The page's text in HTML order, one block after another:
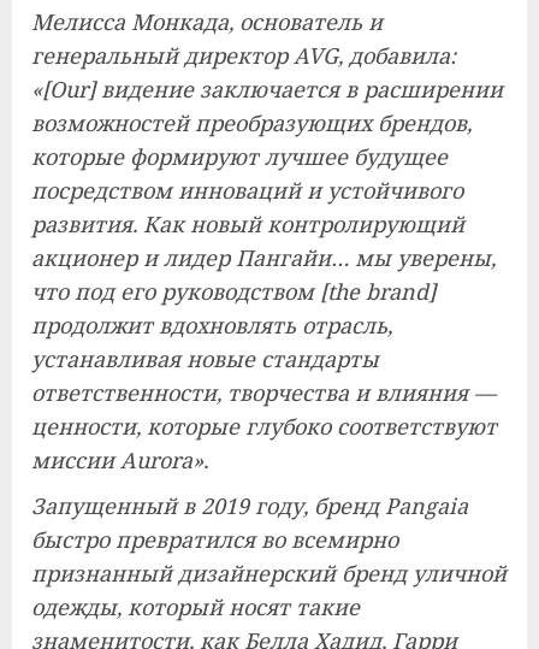
Мелисса Монкада, основатель и
генеральный директор AVG, добавила:
«[Our] видение заключается в расширении
возможностей преобразующих брендов,
которые формируют лучшее будущее
посредством инноваций и устойчивого
развития. Как новый контролирующий
акционер и лидер Пангайи… мы уверены,
что под его руководством [the brand]
продолжит вдохновлять отрасль,
устанавливая новые стандарты
ответственности, творчества и влияния —
ценности, которые глубоко соответствуют
миссии Aurora».
Запущенный в 2019 году, бренд Pangaia
быстро превратился во всемирно
признанный дизайнерский бренд уличной
одежды, который носят такие
знаменитости, как Белла Хадид, Гарри